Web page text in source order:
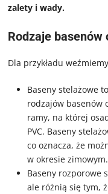
zalety i wady.
Rodzaje basenów
Dla przykładu weźmiemy
Baseny stelażowe
rodzajów basenów
ramy, na której
PVC. Baseny
co oznacza, że
w okresie zimowym.
Baseny rozporowe
ale różnią się tym,